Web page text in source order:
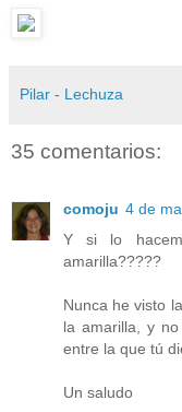
Pilar - Lechuza
35 comentarios:
comoju 4 de
Y si lo
amarilla?????
Nunca he visto
la amarilla, y
entre la que tú
Un saludo